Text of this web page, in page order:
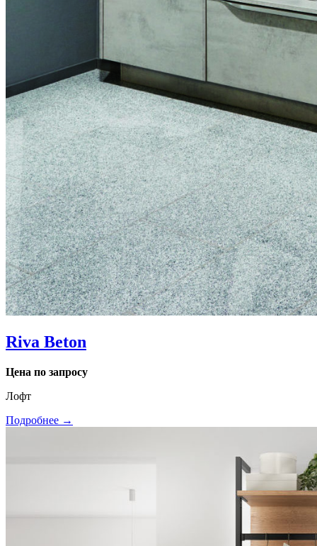
Riva Beton
Цена по запросу
Лофт
Подробнее →